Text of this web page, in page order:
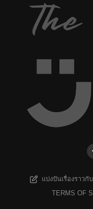
แบ่งปันเรื่องราวกับ
TERMS OF